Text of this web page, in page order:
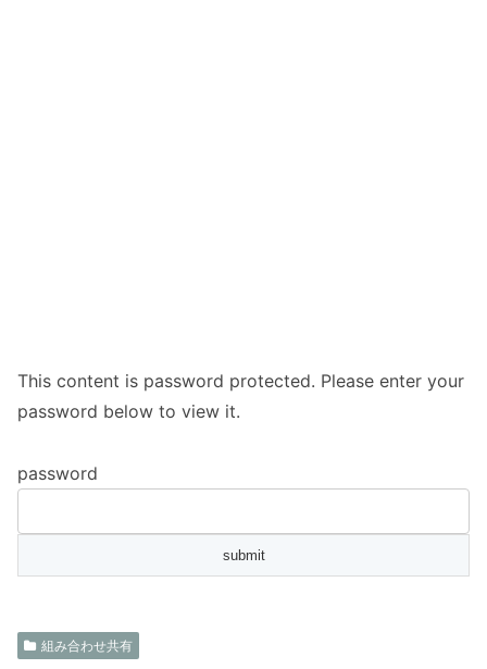
This content is password protected. Please enter your
password below to view it.
password
組み合わせ共有